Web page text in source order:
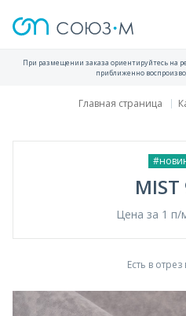
При размещении заказа ориентируйтесь на
приближенно
Главная страница
MIST
Цена за 1 п/
Есть в